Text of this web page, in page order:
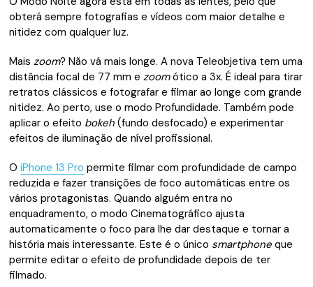
obterá sempre fotografias e vídeos com maior detalhe e
nitidez com qualquer luz.
Maiszoom? Não vá mais longe. A nova Teleobjetiva tem uma
distância focal de 77 mm ezoomótico a 3x. É ideal para tirar
retratos clássicos e fotografar e filmar ao longe com grande
nitidez. Ao perto, use o modo Profundidade. Também pode
aplicar o efeito bokeh (fundo desfocado) e experimentar
efeitos de iluminação de nível profissional.
OiPhone 13 Pro permite filmar com profundidade de campo
reduzida e fazer transições de foco automáticas entre os
vários protagonistas. Quando alguém entra no
enquadramento, o modo Cinematográfico ajusta
automaticamente o foco para lhe dar destaque e tornar a
história mais interessante. Este é o único smartphone que
permite editar o efeito de profundidade depois de ter
filmado.